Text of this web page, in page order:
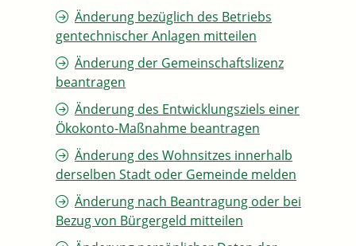
Änderung bezüglich des Betriebs
gentechnischer Anlagen mitteilen
Änderung der Gemeinschaftslizenz
beantragen
Änderung des Entwicklungsziels einer
Ökokonto-Maßnahme beantragen
Änderung des Wohnsitzes innerhalb
derselben Stadt oder Gemeinde melden
Änderung nach Beantragung oder bei
Bezug von Bürgergeld mitteilen